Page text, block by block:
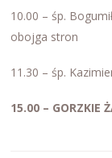
10.00 – śp.
obojga stron
11.30 – śp.
15.00 – GORZKIE